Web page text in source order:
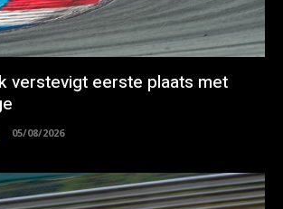
verstevigt eerste plaats met
05/08/2026